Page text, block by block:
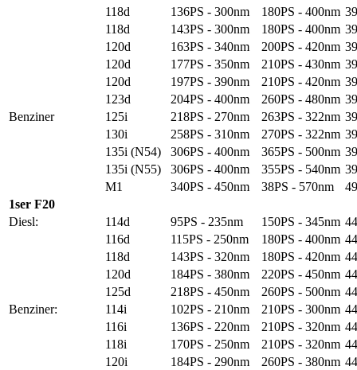
118d
136PS - 300nm 180PS - 400nm
118d
143PS - 300nm 180PS - 400nm
120d
163PS - 340nm 200PS - 420nm
120d
177PS - 350nm 210PS - 430nm
120d
197PS - 390nm 210PS - 420nm
123d
204PS - 400nm 260PS - 480nm
Benziner
125i 218PS - 270nm 263PS - 322nm
130i
258PS - 310nm 270PS - 322nm
135i (N54)
306PS - 400nm 365PS - 500nm
135i (N55)
306PS - 400nm 355PS - 540nm
M1
340PS - 450nm 38PS - 570nm
1ser F20
Diesl:
114d 95PS - 235nm 150PS - 345nm
116d
115PS - 250nm 180PS - 400nm
118d
143PS - 320nm 180PS - 420nm
120d
184PS - 380nm 220PS - 450nm
125d
218PS - 450nm 260PS - 500nm
Benziner:
114i 102PS - 210nm 210PS - 300nm
116i
136PS - 220nm 210PS - 320nm
118i
170PS - 250nm 210PS - 320nm
120i
184PS - 290nm 260PS - 380nm